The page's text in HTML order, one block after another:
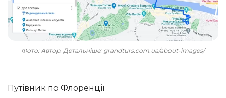
Фото: Автор. Детальніше: grandturs.com.ua/about-images/
Путівник по Флоренції